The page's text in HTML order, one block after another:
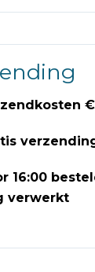
€
16:00
verwerkt